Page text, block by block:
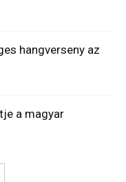
hangverseny az
a magyar